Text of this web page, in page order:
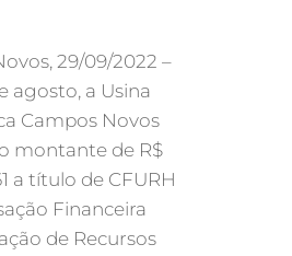
29/09/2022 –
agosto, a Usina
Campos Novos
montante de R$
a título de CFURH
Financeira
de Recursos